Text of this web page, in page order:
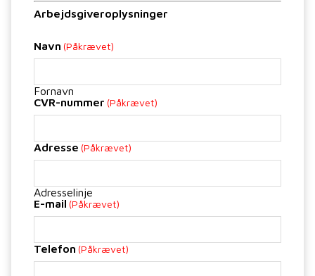
Arbejdsgiveroplysninger
Navn (Påkrævet)
Fornavn
CVR-nummer (Påkrævet)
Adresse (Påkrævet)
Adresselinje
E-mail (Påkrævet)
Telefon (Påkrævet)